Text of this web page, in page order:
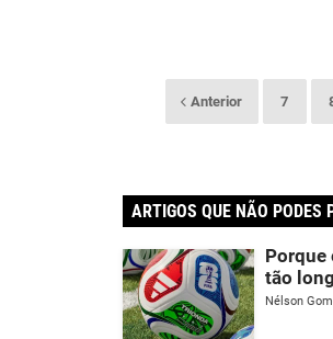
Anterior 7
ARTIGOS QUE NÃO PODES
Porque
tão
Nélson